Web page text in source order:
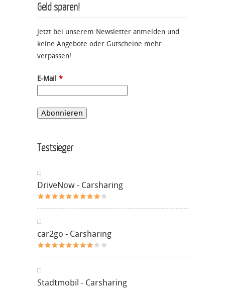
Geld sparen!
Jetzt bei unserem Newsletter anmelden und
keine Angebote oder Gutscheine mehr
verpassen!
E-Mail *
Testsieger
DriveNow - Carsharing
car2go - Carsharing
Stadtmobil - Carsharing